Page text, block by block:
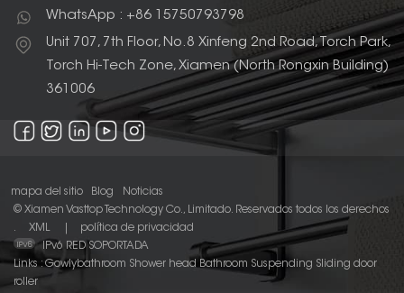
WhatsApp : +86 15750793798
Unit 707, 7th Floor, No.8 Xinfeng 2nd Road, Torch Park,
Torch Hi-Tech Zone, Xiamen (North Rongxin Building)
361006
mapa del sitio Blog
Noticias
© Xiamen Vasttop Technology Co., Limitado. Reservados todos los derechos
.
XML
política de privacidad
IPv6 RED SOPORTADA
Links :Gowlybathroom Shower head Bathroom Suspending Sliding door
roller